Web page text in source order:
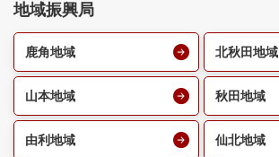
地域振興局
鹿角地域 北秋田地域
山本地域 秋田地域
由利地域 仙北地域